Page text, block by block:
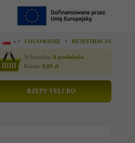
LOGOWANIE REJESTRACJA
W koszyku: 0 produktów
Kwota: 0,00 zł
RZEPY VELCRO